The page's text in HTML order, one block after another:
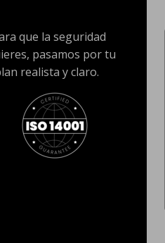
que la seguridad
pasamos por tu
realista y claro.